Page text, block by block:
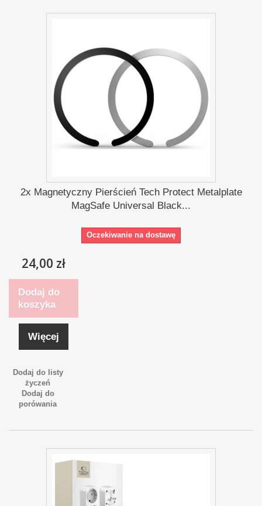
2x Magnetyczny Pierścień Tech Protect Metalplate
MagSafe Universal Black...
Oczekiwanie na dostawę
24,00 zł
Dodaj do
koszyka
Więcej
Dodaj do listy
życzeń
Dodaj do
porówania